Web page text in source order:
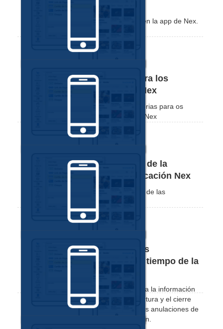
Aprende a filtrar tus ventas por origen en la app de Nex.
Cómo crear una categoría para los
productos por la aplicación Nex
Veja como é simples criar novas categorias para os
seus produtos através do aplicativo do Nex
Cómo ordenar las categorías de la
pantalla de ventas por la aplicación Nex
Vea lo sencillo que es cambiar el orden de las
Cómo filtrar las ventas y otras
transacciones por la línea de tiempo de la
En la línea de tiempo, puede seguir toda la información
de su caja en tiempo real, como la apertura y el cierre
de caja, las ventas, las devoluciones, las anulaciones de
ventas, los presupuestos y la facturación.